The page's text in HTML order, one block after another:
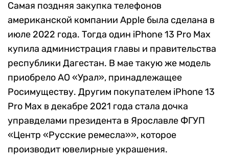
Самая поздняя закупка телефонов
американской компании Apple была сделана в
июле 2022 года. Тогда один iPhone 13 Pro Max
купила администрация главы и правительства
республики Дагестан. В мае такую же модель
приобрело АО «Урал», принадлежащее
Росимуществу. Другим покупателем iPhone 13
Pro Max в декабре 2021 года стала дочка
управделами президента в Ярославле ФГУП
«Центр «Русские ремесла»», которое
производит ювелирные украшения.